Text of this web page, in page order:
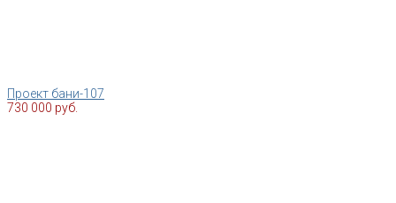
Проект бани-107
730 000 руб.